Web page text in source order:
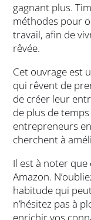
gagnant plus.
méthodes pour
travail, afin de
rêvée.
Cet ouvrage est
qui rêvent de
de créer leur
de plus de
entrepreneurs
cherchent à
Il est à noter
Amazon.
habitude qui
n’hésitez pas à